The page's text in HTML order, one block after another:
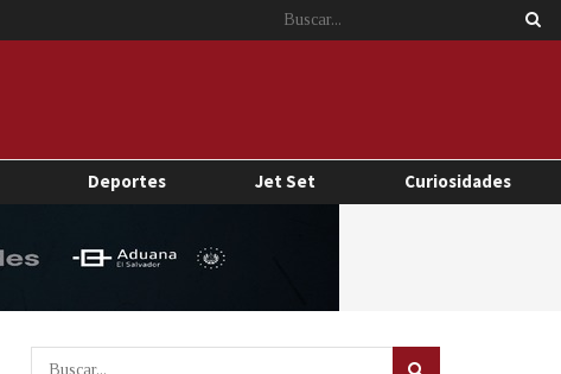
Deportes Jet Set Curiosidades